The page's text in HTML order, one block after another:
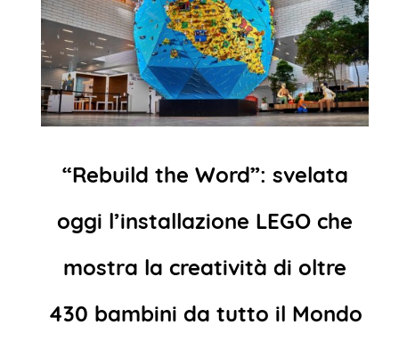
“Rebuild the Word”: svelata
oggi l’installazione LEGO che
mostra la creatività di oltre
430 bambini da tutto il Mondo